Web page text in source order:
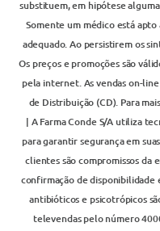
substituem, em hipótese
Somente um médico está
adequado. Ao persistirem os
Os preços e promoções são
pela internet. As vendas on-
de Distribuição (CD). Para
| A Farma Conde S/A utiliza
para garantir segurança em
clientes são compromissos da
confirmação de
antibióticos e psicotrópicos
televendas pelo número